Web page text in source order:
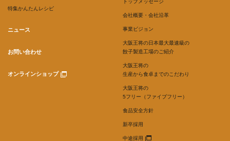
特集かんたんレシピ
ニュース
お問い合わせ
オンラインショップ
トップメッセージ
会社概要・会社沿革
事業ビジョン
大阪王将の日本最大最速級の
餃子製造工場のご紹介
大阪王将の
生産から食卓までのこだわり
大阪王将の
5フリー（ファイブフリー）
食品安全方針
新卒採用
中途採用